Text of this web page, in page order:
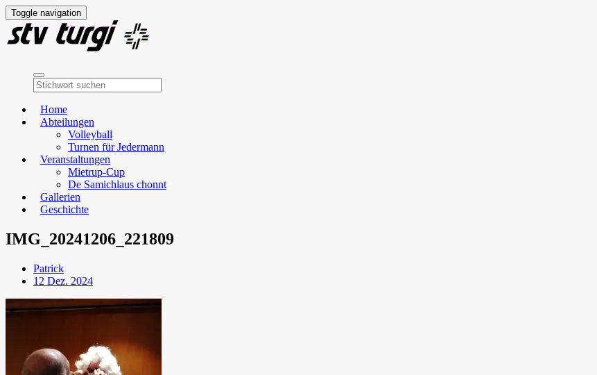
Toggle navigation
Home
Abteilungen
Volleyball
Turnen für Jedermann
Veranstaltungen
Mietrup-Cup
De Samichlaus chonnt
Gallerien
Geschichte
IMG_20241206_221809
Patrick
12 Dez. 2024